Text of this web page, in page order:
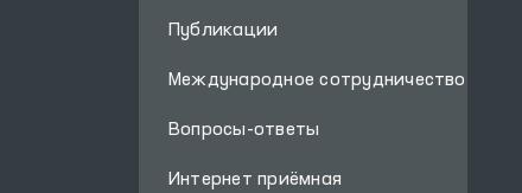
Публикации
Международное сотрудничество
Вопросы-ответы
Интернет приёмная